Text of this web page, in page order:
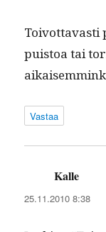
Toiv­ot­tavasti
puis­toa tai
Vastaa
Kalle
25.11.2010 8:38